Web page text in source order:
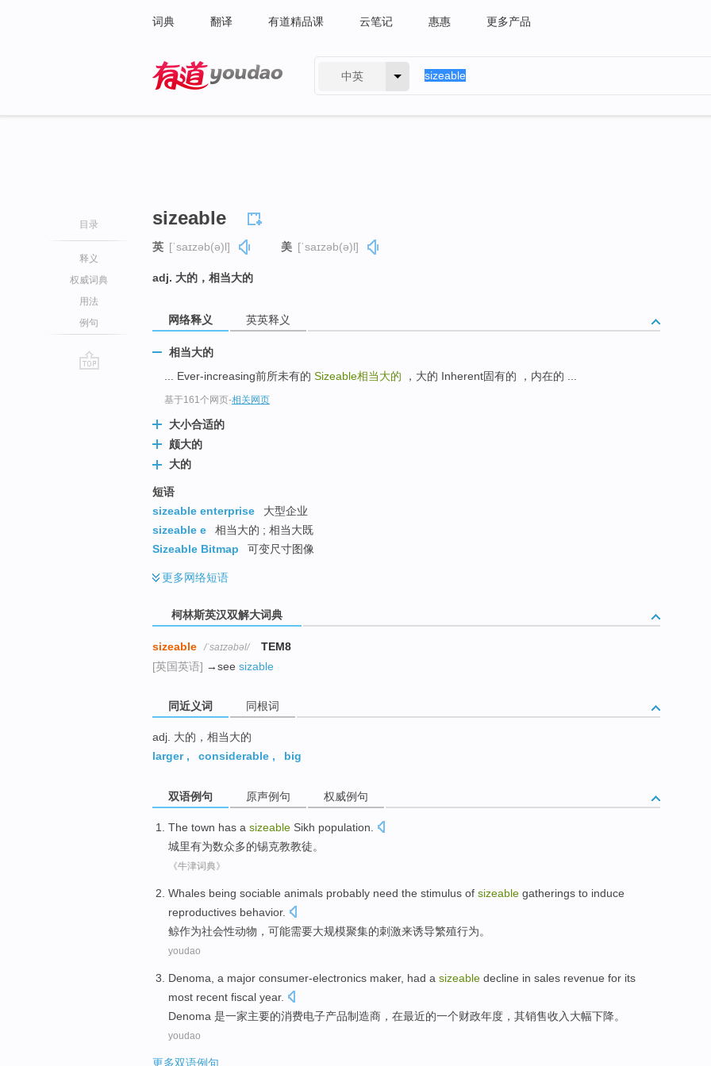
词典 翻译 有道精品课 云笔记 惠惠 更多产品
中英
目录
释义
权威词典
用法
例句
sizeable
英 [ˈsaɪzəb(ə)l] 美 [ˈsaɪzəb(ə)l]
adj. 大的，相当大的
网络释义 英英释义
相当大的
... Ever-increasing前所未有的 Sizeable相当大的 ，大的 Inherent固有的 ，内在的 ...
基于161个网页-相关网页
大小合适的
颇大的
大的
短语
sizeable enterprise
大型企业
sizeable e
相当大的 ; 相当大既
Sizeable Bitmap
可变尺寸图像
更多网络短语
柯林斯英汉双解大词典
sizeable /ˈsaɪzəbəl/
TEM8
[英国英语] →see sizable
同近义词 同根词
adj. 大的，相当大的
larger, considerable , big
双语例句 原声例句 权威例句
The town has a sizeable Sikh population
城里有为数众多的锡克教教徒。
《牛津词典》
Whales being sociable animals probably need the stimulus of sizeable gatherings to induce
reproductives behavior.
鲸作为社会性动物 ， 可能需要大规模聚集的刺激来诱导繁殖行为。
youdao
Denoma , a major consumer-electronics maker, had a sizeable decline in sales revenue for its
most recent fiscal year.
Denoma 是一家主要的消费电子产品制造商 ， 在最近的一个财政年度 ， 其销售收入 大幅下降。
youdao
更多双语例句